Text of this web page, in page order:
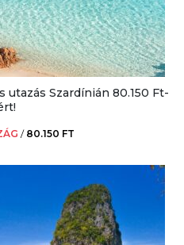
Szardínián 80.150 Ft-
/ 80.150 FT